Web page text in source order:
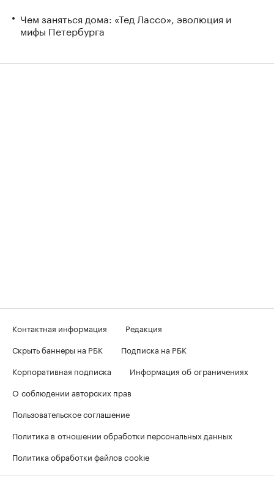
Чем заняться дома: «Тед Лассо», эволюция и
мифы Петербурга
Контактная информация
Редакция
Скрыть баннеры на РБК
Подписка на РБК
Корпоративная подписка
Информация об ограничениях
О соблюдении авторских прав
Пользовательское соглашение
Политика в отношении обработки персональных данных
Политика обработки файлов cookie